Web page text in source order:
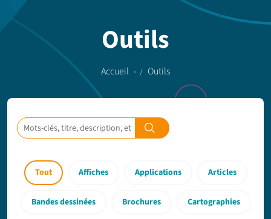
Outils
Accueil Outils
Tout Affiches Applications Articles
Bandes dessinées Brochures Cartographies